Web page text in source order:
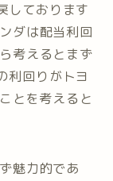
しております
ダは配当利回
考えるとまず
利回りがトヨ
とを考えると
魅力的であ